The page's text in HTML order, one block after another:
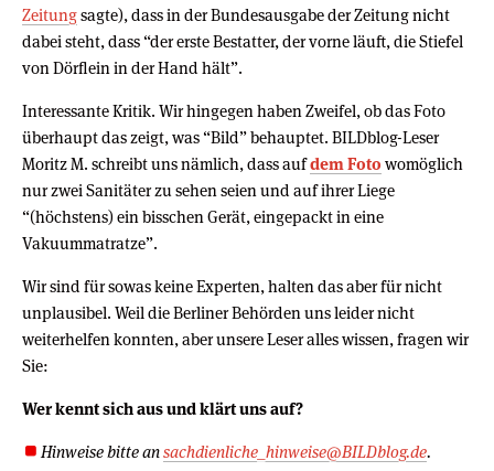
Zeitungsagte), dass in der Bundesausgabe der Zeitung nicht
dabei steht, dass “der erste Bestatter, der vorne läuft, die Stiefel
von Dörflein in der Hand hält”.
Interessante Kritik. Wir hingegen haben Zweifel, ob das Foto
überhaupt das zeigt, was “Bild” behauptet. BILDblog-Leser
Moritz M. schreibt uns nämlich, dass aufdem Foto womöglich
nur zwei Sanitäter zu sehen seien und auf ihrer Liege
“(höchstens) ein bisschen Gerät, eingepackt in eine
Vakuummatratze”.
Wir sind für sowas keine Experten, halten das aber für nicht
unplausibel. Weil die Berliner Behörden uns leider nicht
weiterhelfen konnten, aber unsere Leser alles wissen, fragen wir
Sie:
Wer kennt sich aus und klärt uns auf?
Hinweise bitte ansachdienliche_hinweise@BILDblog.de.